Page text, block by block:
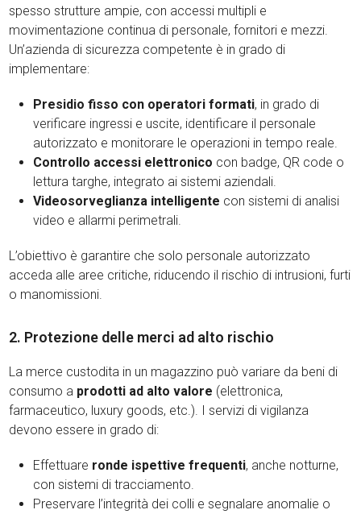
spesso strutture ampie, con accessi multipli e
movimentazione continua di personale, fornitori e mezzi.
Un’azienda di sicurezza competente è in grado di
implementare:
Presidio fisso con operatori formati, in grado di
verificare ingressi e uscite, identificare il personale
autorizzato e monitorare le operazioni in tempo reale.
Controllo accessi elettronico con badge, QR code o
lettura targhe, integrato ai sistemi aziendali.
Videosorveglianza intelligente con sistemi di analisi
video e allarmi perimetrali.
L’obiettivo è garantire che solo personale autorizzato
acceda alle aree critiche, riducendo il rischio di intrusioni, furti
o manomissioni.
2. Protezione delle merci ad alto rischio
La merce custodita in un magazzino può variare da beni di
consumo a prodotti ad alto valore (elettronica,
farmaceutico, luxury goods, etc.). I servizi di vigilanza
devono essere in grado di:
Effettuare ronde ispettive frequenti, anche notturne,
con sistemi di tracciamento.
Preservare l’integrità dei colli e segnalare anomalie o